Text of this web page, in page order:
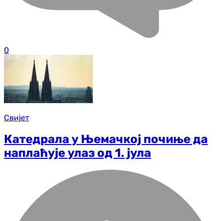
0
Свијет
Катедрала у Њемачкој почиње да
наплаћује улаз од 1. јула